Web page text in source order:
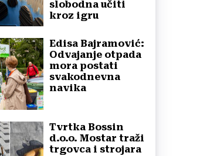
slobodna učiti
kroz igru
Edisa Bajramović:
Odvajanje otpada
mora postati
svakodnevna
navika
Tvrtka Bossin
d.o.o. Mostar traži
trgovca i strojara